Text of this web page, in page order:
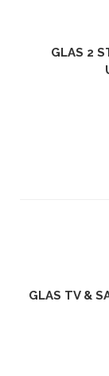
GLAS 2
GLAS TV &